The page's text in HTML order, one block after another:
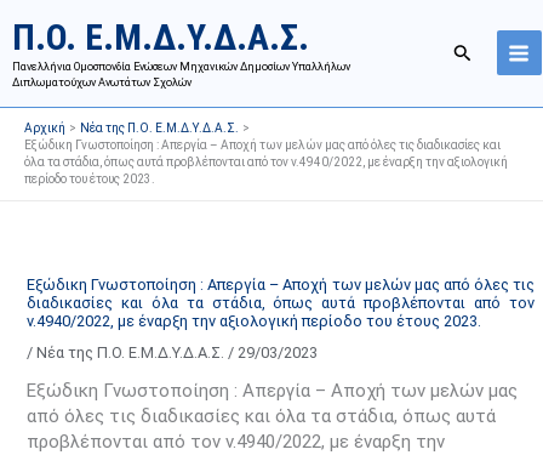
περιεχόμενο
Π.Ο. Ε.Μ.Δ.Υ.Δ.Α.Σ.
Πανελλήνια Ομοσπονδία Ενώσεων Μηχανικών Δημοσίων Υπαλλήλων
Διπλωματούχων Ανωτάτων Σχολών
Αναζήτηση
Αρχική
Νέα της Π.Ο. Ε.Μ.Δ.Υ.Δ.Α.Σ.
Εξώδικη Γνωστοποίηση : Απεργία – Αποχή των μελών μας από όλες τις διαδικασίες και
όλα τα στάδια, όπως αυτά προβλέπονται από τον ν.4940/2022, με έναρξη την αξιολογική
περίοδο του έτους 2023.
Εξώδικη Γνωστοποίηση : Απεργία – Αποχή των μελών μας από όλες τις
διαδικασίες και όλα τα στάδια, όπως αυτά προβλέπονται από τον
ν.4940/2022, με έναρξη την αξιολογική περίοδο του έτους 2023.
/ Νέα της Π.Ο. Ε.Μ.Δ.Υ.Δ.Α.Σ. / 29/03/2023
Εξώδικη Γνωστοποίηση : Απεργία – Αποχή των μελών μας
από όλες τις διαδικασίες και όλα τα στάδια, όπως αυτά
προβλέπονται από τον ν.4940/2022, με έναρξη την
τ
ο
ρ
ι
ν
α
ρ
ή
σ
τ
η
γ
ο
ς
ά
ρ
ρ
ω